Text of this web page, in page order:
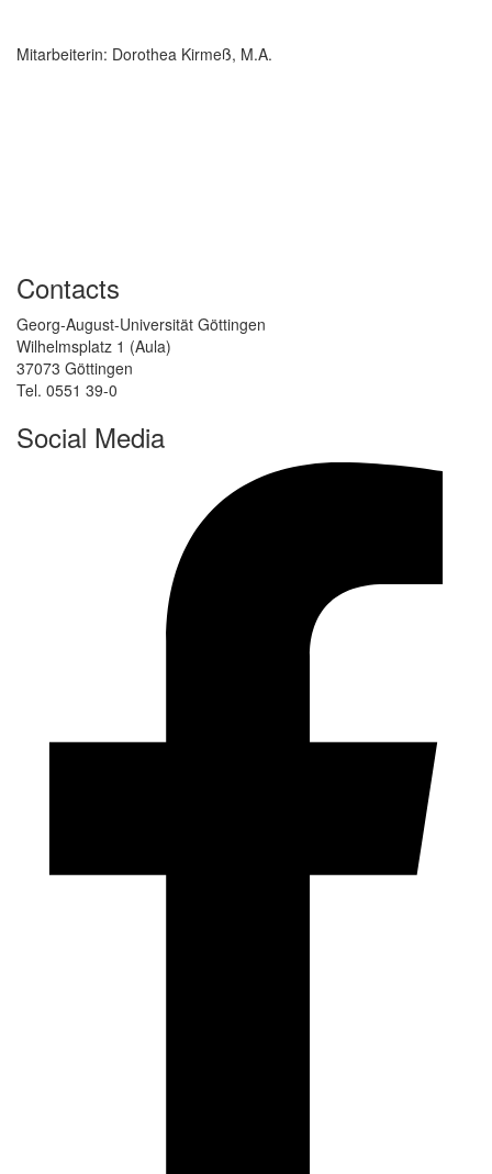
Mitarbeiterin: Dorothea Kirmeß, M.A.
Contacts
Georg-August-Universität Göttingen
Wilhelmsplatz 1 (Aula)
37073 Göttingen
Tel. 0551 39-0
Social Media